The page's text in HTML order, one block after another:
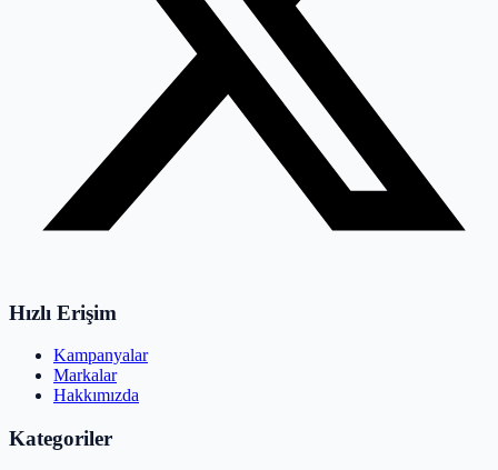
Hızlı Erişim
Kampanyalar
Markalar
Hakkımızda
Kategoriler